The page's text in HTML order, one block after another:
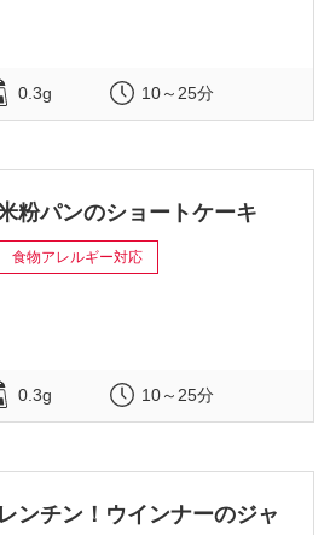
0.3g 10～25分
粉パンのショートケーキ
食物アレルギー対応
0.3g 10～25分
レンチン！ウインナーのジャ